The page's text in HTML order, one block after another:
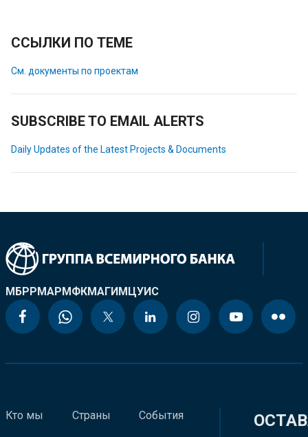
ССЫЛКИ ПО ТЕМЕ
См. документы по проектам
SUBSCRIBE TO EMAIL ALERTS
Daily Updates of the Latest Projects & Documents
МБРРМАРМФКМАГИМЦУИС
Кто мы Страны События